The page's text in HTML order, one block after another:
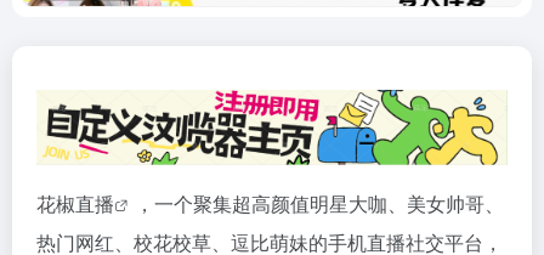
花椒直播
，一个聚集超高颜值明星大咖、美女帅哥、
热门网红、校花校草、逗比萌妹的手机直播社交平台，